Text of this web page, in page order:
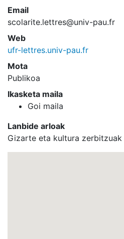
Email
scolarite.lettres@univ-pau.fr
Web
ufr-lettres.univ-pau.fr
Mota
Publikoa
Ikasketa maila
Goi maila
Lanbide arloak
Gizarte eta kultura zerbitzuak